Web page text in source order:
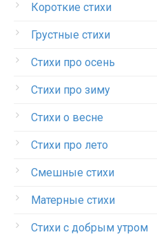
Короткие стихи
Грустные стихи
Стихи про осень
Стихи про зиму
Стихи о весне
Стихи про лето
Смешные стихи
Матерные стихи
Стихи с добрым утром